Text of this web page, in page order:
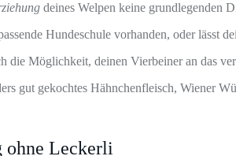
deines Welpen keine grundlegenden
Hundeschule vorhanden, oder lässt
die Möglichkeit, deinen Vierbeiner an das
gut gekochtes Hähnchenfleisch, Wiener
ohne Leckerli